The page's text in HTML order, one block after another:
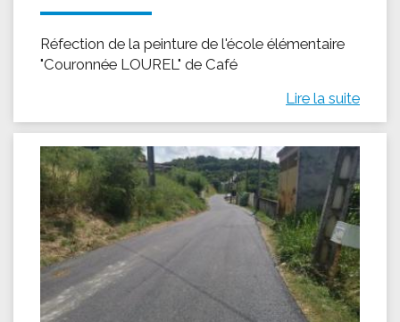
Réfection de la peinture de l'école élémentaire
"Couronnée LOUREL" de Café
Lire la suite